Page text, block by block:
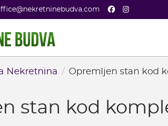
FacebookInstagram
Nekretnina Opremljen stan kod
stan kod